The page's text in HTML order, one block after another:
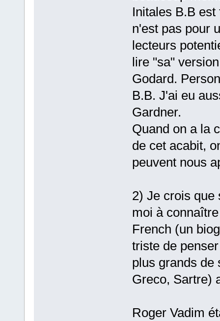
Initales B.B
n'est pas pour
lecteurs
lire "sa"
Godard.
B.B. J'ai eu
Gardner.
Quand on a la
de cet acabit,
peuvent nous
2) Je crois que
moi à
French (un
triste de
plus grands de
Greco, Sartre)
Roger Vadim